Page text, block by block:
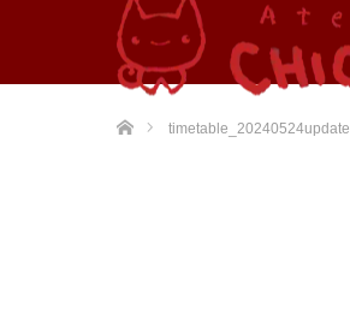
ホーム
timetable_20240524update